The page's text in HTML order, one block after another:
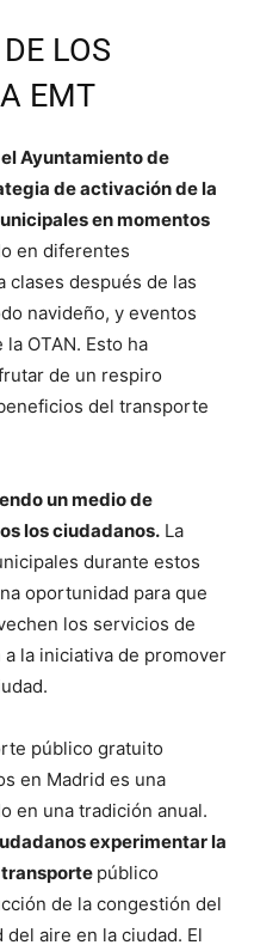
LOS
EMT
el Ayuntamiento de
de activación de la
en momentos
en diferentes
clases después de las
navideño, y eventos
OTAN. Esto ha
de un respiro
del transporte
un medio de
los ciudadanos. La
durante estos
oportunidad para que
los servicios de
la iniciativa de promover
público gratuito
en Madrid es una
en una tradición anual.
experimentar la
público
de la congestión del
aire en la ciudad. El